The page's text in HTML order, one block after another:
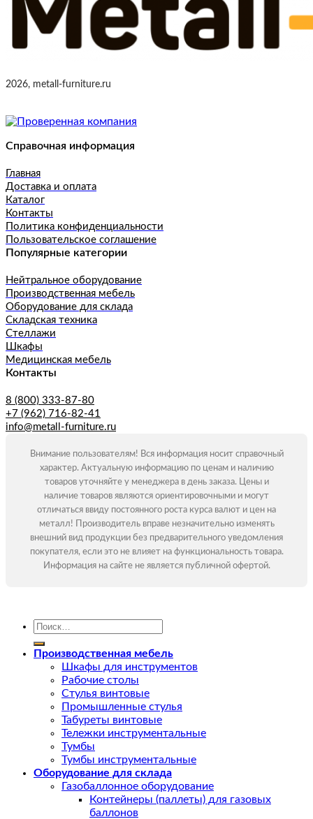
2026, metall-furniture.ru
Справочная информация
Главная
Доставка и оплата
Каталог
Контакты
Политика конфиденциальности
Пользовательское соглашение
Популярные категории
Нейтральное оборудование
Производственная мебель
Оборудование для склада
Складская техника
Стеллажи
Шкафы
Медицинская мебель
Контакты
8 (800) 333-87-80
+7 (962) 716-82-41
info@metall-furniture.ru
Внимание пользователям! Вся информация носит справочный
характер. Актуальную информацию по ценам и наличию
товаров уточняйте у менеджера в день заказа. Цены и
наличие товаров являются ориентировочными и могут
отличаться ввиду постоянного роста курса валют и цен на
металл! Производитель вправе незначительно изменять
внешний вид продукции без предварительного уведомления
покупателя, если это не влияет на функциональность товара.
Информация на сайте не является публичной офертой.
Искать:
Производственная мебель
Шкафы для инструментов
Рабочие столы
Стулья винтовые
Промышленные стулья
Табуреты винтовые
Тележки инструментальные
Тумбы
Тумбы инструментальные
Оборудование для склада
Газобаллонное оборудование
Контейнеры (паллеты) для газовых
баллонов